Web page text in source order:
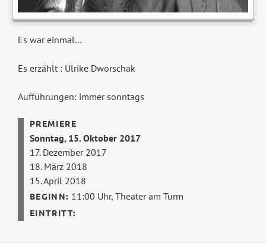
Es war einmal…
Es erzählt : Ulrike Dworschak
Aufführungen: immer sonntags
Sonntag, 15. Oktober 2017
17. Dezember 2017
18. März 2018
15. April 2018
11:00 Uhr,Theater am Turm